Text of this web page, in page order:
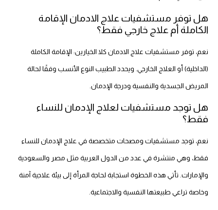
هل توفر مستشفيات علاج الادمان الإقامة
الكاملة أم علاج خارجي فقط؟
نعم، توفر مستشفيات علاج الادمان كلا الخيارين: الإقامة الكاملة
(الداخلية) أو العلاج الخارجي. ويحدد الطبيب النوع الأنسب وفقًا لحالة
المريض الجسدية والنفسية ودرجة الإدمان.
هل توجد مستشفيات لعلاج الإدمان للنساء
فقط؟
نعم، توجد مستشفيات ومصحات متخصصة في علاج الإدمان للنساء
فقط، وهي منتشرة في عدد من الدول العربية مثل مصر والسعودية
والإمارات. تأتي هذه الخطوة استجابة لحاجة المرأة إلى بيئة علاجية آمنة
وخاصة تراعي طبيعتها النفسية والاجتماعية.